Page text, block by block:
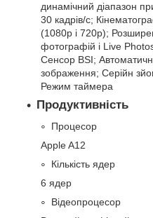
динамічний діапазон
30 кадрів/с;
(1080p і 720p);
фотографій і Live
Сенсор BSI;
зображення; Серійн
Режим таймера
Продуктивність
Процесор
Apple A12
Кількість ядер
6 ядер
Відеопроцесор